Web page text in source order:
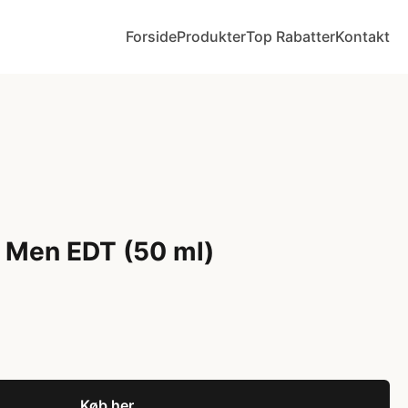
ForsideProdukterTop RabatterKontakt
EDT (50 ml)